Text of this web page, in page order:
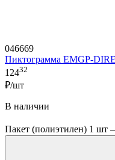
046669
Пиктограмма EMGP-
12432
₽/шт
В наличии
Пакет (полиэтилен) 1 шт